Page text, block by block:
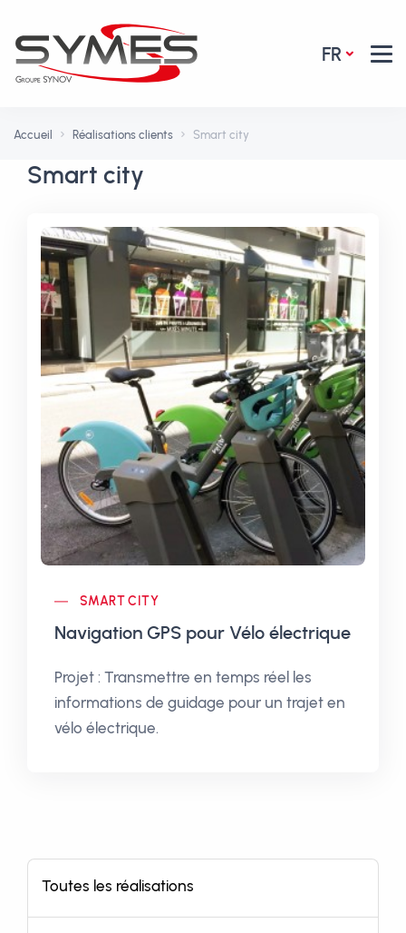
FR
Accueil Réalisations clients Smart city
Toutes les réalisations
Smart city
SMART CITY
Navigation GPS pour Vélo électrique
Projet : Transmettre en temps réel les
informations de guidage pour un trajet en
vélo électrique.